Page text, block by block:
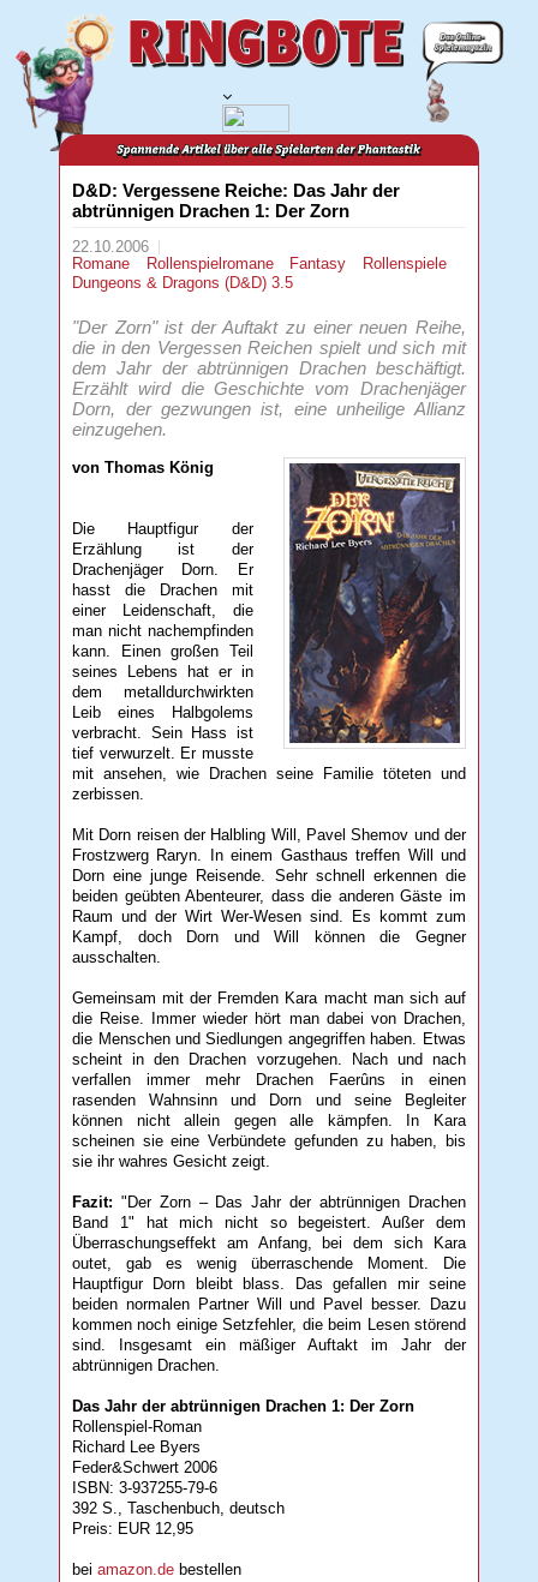
D&D: Vergessene Reiche: Das Jahr der
abtrünnigen Drachen 1: Der Zorn
22.10.2006
Romane
Rollenspielromane Fantasy
Rollenspiele
Dungeons & Dragons (D&D) 3.5
"Der Zorn" ist der Auftakt zu einer neuen Reihe,
die in den Vergessen Reichen spielt und sich mit
dem Jahr der abtrünnigen Drachen beschäftigt.
Erzählt wird die Geschichte vom Drachenjäger
Dorn, der gezwungen ist, eine unheilige Allianz
einzugehen.
von Thomas König
Die Hauptfigur der
Erzählung ist der
Drachenjäger Dorn. Er
hasst die Drachen mit
einer Leidenschaft, die
man nicht nachempfinden
kann. Einen großen Teil
seines Lebens hat er in
dem metalldurchwirkten
Leib eines Halbgolems
verbracht. Sein Hass ist
tief verwurzelt. Er musste
mit ansehen, wie Drachen seine Familie töteten und
zerbissen.
Mit Dorn reisen der Halbling Will, Pavel Shemov und der
Frostzwerg Raryn. In einem Gasthaus treffen Will und
Dorn eine junge Reisende. Sehr schnell erkennen die
beiden geübten Abenteurer, dass die anderen Gäste im
Raum und der Wirt Wer-Wesen sind. Es kommt zum
Kampf, doch Dorn und Will können die Gegner
ausschalten.
Gemeinsam mit der Fremden Kara macht man sich auf
die Reise. Immer wieder hört man dabei von Drachen,
die Menschen und Siedlungen angegriffen haben. Etwas
scheint in den Drachen vorzugehen. Nach und nach
verfallen immer mehr Drachen Faerûns in einen
rasenden Wahnsinn und Dorn und seine Begleiter
können nicht allein gegen alle kämpfen. In Kara
scheinen sie eine Verbündete gefunden zu haben, bis
sie ihr wahres Gesicht zeigt.
Fazit: "Der Zorn – Das Jahr der abtrünnigen Drachen
Band 1" hat mich nicht so begeistert. Außer dem
Überraschungseffekt am Anfang, bei dem sich Kara
outet, gab es wenig überraschende Moment. Die
Hauptfigur Dorn bleibt blass. Das gefallen mir seine
beiden normalen Partner Will und Pavel besser. Dazu
kommen noch einige Setzfehler, die beim Lesen störend
sind. Insgesamt ein mäßiger Auftakt im Jahr der
abtrünnigen Drachen.
Das Jahr der abtrünnigen Drachen 1: Der Zorn
Rollenspiel-Roman
Richard Lee Byers
Feder&Schwert 2006
ISBN: 3-937255-79-6
392 S., Taschenbuch, deutsch
Preis: EUR 12,95
beiamazon.de bestellen